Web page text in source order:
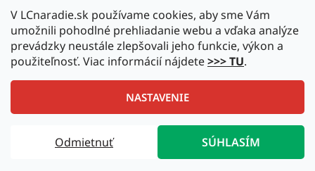
V LCnaradie.sk používame cookies, aby sme Vám
umožnili pohodlné prehliadanie webu a vďaka analýze
prevádzky neustále zlepšovali jeho funkcie, výkon a
použiteľnosť. Viac informácií nájdete>>> TU.
NASTAVENIE
Odmietnuť SÚHLASÍM
Upravil Balkys
Copyright 2026LCnaradie.sk
. Všetky práva vyhradené.
Upraviť nastavenie cookies